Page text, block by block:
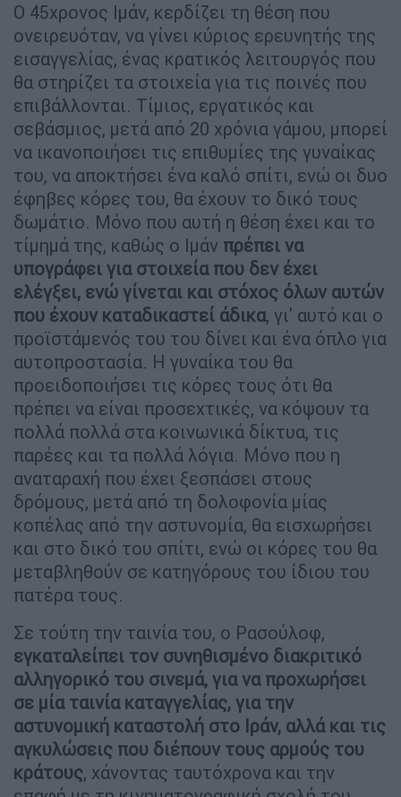
Ο 45χρονος Ιμάν, κερδίζει τη θέση που
ονειρευόταν, να γίνει κύριος ερευνητής της
εισαγγελίας, ένας κρατικός λειτουργός που
θα στηρίζει τα στοιχεία για τις ποινές που
επιβάλλονται. Τίμιος, εργατικός και
σεβάσμιος, μετά από 20 χρόνια γάμου, μπορεί
να ικανοποιήσει τις επιθυμίες της γυναίκας
του, να αποκτήσει ένα καλό σπίτι, ενώ οι δυο
έφηβες κόρες του, θα έχουν το δικό τους
δωμάτιο. Μόνο που αυτή η θέση έχει και το
τίμημά της, καθώς ο Ιμάν πρέπει να
υπογράφει για στοιχεία που δεν έχει
ελέγξει, ενώ γίνεται και στόχος όλων αυτών
που έχουν καταδικαστεί άδικα, γι' αυτό και ο
προϊστάμενός του του δίνει και ένα όπλο για
αυτοπροστασία. Η γυναίκα του θα
προειδοποιήσει τις κόρες τους ότι θα
πρέπει να είναι προσεχτικές, να κόψουν τα
πολλά πολλά στα κοινωνικά δίκτυα, τις
παρέες και τα πολλά λόγια. Μόνο που η
αναταραχή που έχει ξεσπάσει στους
δρόμους, μετά από τη δολοφονία μίας
κοπέλας από την αστυνομία, θα εισχωρήσει
και στο δικό του σπίτι, ενώ οι κόρες του θα
μεταβληθούν σε κατηγόρους του ίδιου του
πατέρα τους.
Σε τούτη την ταινία του, ο Ρασούλοφ,
εγκαταλείπει τον συνηθισμένο διακριτικό
αλληγορικό του σινεμά, για να προχωρήσει
σε μία ταινία καταγγελίας, για την
αστυνομική καταστολή στο Ιράν, αλλά και τις
αγκυλώσεις που διέπουν τους αρμούς του
κράτους, χάνοντας ταυτόχρονα και την